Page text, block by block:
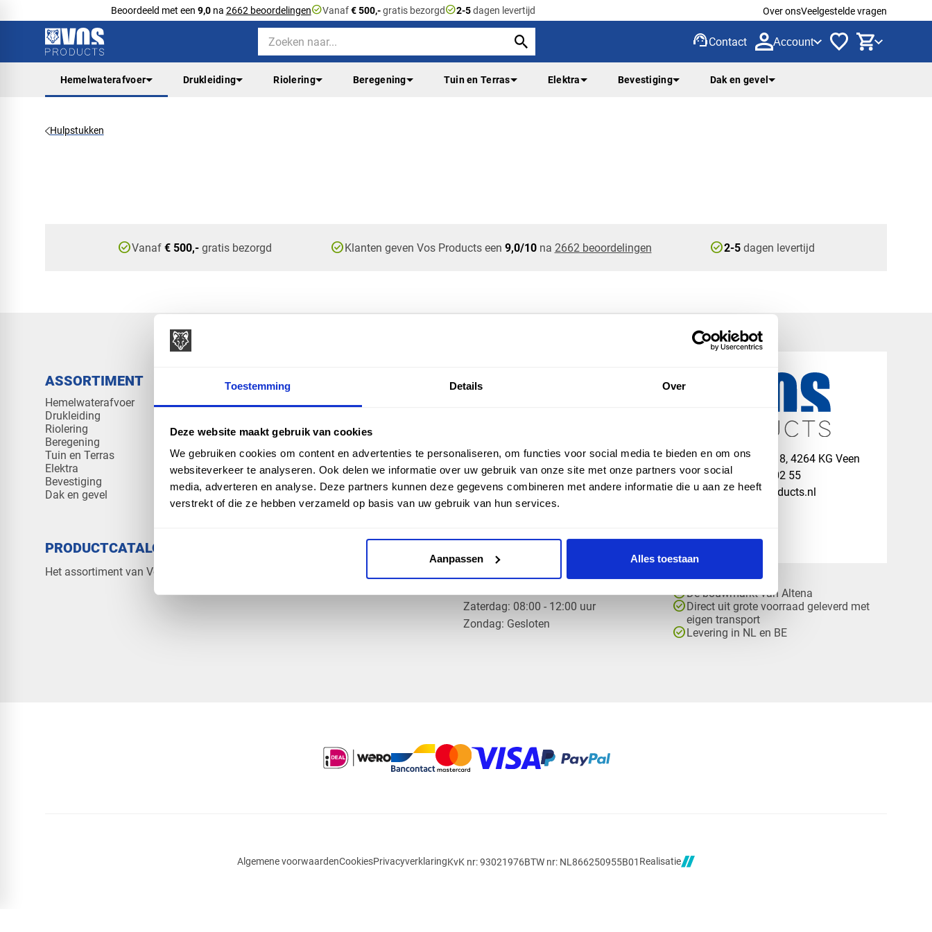
Toestemming Details Over
Deze website maakt gebruik van cookies
We gebruiken cookies om content en advertenties te personaliseren, om functies voor social media te bieden en om ons
websiteverkeer te analyseren. Ook delen we informatie over uw gebruik van onze site met onze partners voor social
media, adverteren en analyse. Deze partners kunnen deze gegevens combineren met andere informatie die u aan ze heeft
verstrekt of die ze hebben verzameld op basis van uw gebruik van hun services.
Aanpassen Alles toestaan
Beoordeeld met een 9,0na 2662 beoordelingencheck_circleVanaf€ 500,-gratis bezorgdcheck_circle2-5dagen levertijd Over onsVeelgestelde vragen
support_agentContact Account
Hemelwaterafvoer Drukleiding Riolering Beregening Tuin en Terras Elektra Bevestiging Dak en gevel
Hulpstukken
check_circleVanaf € 500,-gratis bezorgd check_circleKlanten geven Vos Products een 9,0/10na 2662 beoordelingen check_circle2-5 dagen levertijd
ASSORTIMENT
Hemelwaterafvoer
Drukleiding
Riolering
Beregening
Tuin en Terras
Elektra
Bevestiging
Dak en gevel
KENNIS EN HULP
Klantenservice
Veelgestelde vragen
ZAKELIJK
PRODUCTCATALOGUS 2026
Het assortiment van Vos Products
​Zaterdag: 08:00 - 12:00 uur
​Zondag: Gesloten
map Veensesteeg 8, 4264 KG Veen
phone_enabled +31 416 75 02 55
mail info@vosproducts.nl
check_circleDé bouwmarkt van Altena
check_circle Direct uit grote voorraad geleverd met
eigen transport
check_circle Levering in NL en BE
Algemene voorwaardenCookiesPrivacyverklaringKvK nr: 93021976BTW nr: NL866250955B01 Realisatie